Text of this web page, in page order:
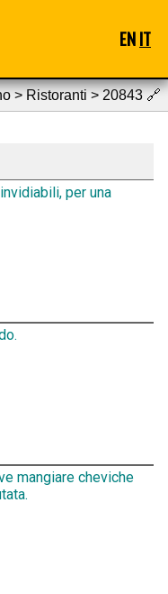
ENIT
> Ristoranti > 20843 🔗
per una
mangiare cheviche